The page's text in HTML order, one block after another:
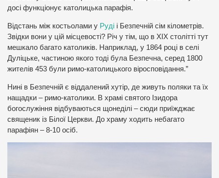
досі функціонує католицька парафія.
Відстань між костьолами у Руді і Безпечній сім кілометрів.
Звідки вони у цій місцевості? Річ у тім, що в ХІХ столітті тут
мешкало багато католиків. Наприклад, у 1864 році в селі
Дуліцьке, частиною якого тоді була Безпечна, серед 1800
жителів 453 були римо-католицького віросповідання.”
Нині в Безпечній є віддалений хутір, де живуть поляки та їх
нащадки – римо-католики. В храмі святого Ізидора
богослужіння відбуваються щонеділі – сюди приїжджає
священик із Білої Церкви. До храму ходить небагато
парафіян – 8-10 осіб.